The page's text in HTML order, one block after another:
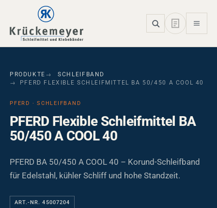
Skip to main navigation
Skip to main content
Skip to page footer
PRODUKTE
SCHLEIFBAND
PFERD FLEXIBLE SCHLEIFMITTEL BA 50/450 A COOL 40
PFERD · SCHLEIFBAND
PFERD Flexible Schleifmittel BA
50/450 A COOL 40
PFERD BA 50/450 A COOL 40 – Korund-Schleifband
für Edelstahl, kühler Schliff und hohe Standzeit.
ART.-NR. 45007204